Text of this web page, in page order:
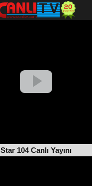
Star 104 Canlı Yayını